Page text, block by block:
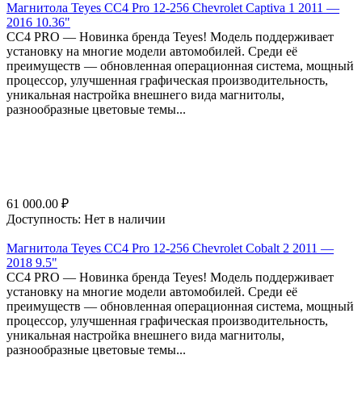
Магнитола Teyes CC4 Pro 12-256 Chevrolet Captiva 1 2011 —
2016 10.36"
СС4 PRO — Новинка бренда Teyes! Модель поддерживает
установку на многие модели автомобилей. Среди её
преимуществ — обновленная операционная система, мощный
процессор, улучшенная графическая производительность,
уникальная настройка внешнего вида магнитолы,
разнообразные цветовые темы...
61 000.00 ₽
Доступность: Нет в наличии
Магнитола Teyes CC4 Pro 12-256 Chevrolet Cobalt 2 2011 —
2018 9.5"
СС4 PRO — Новинка бренда Teyes! Модель поддерживает
установку на многие модели автомобилей. Среди её
преимуществ — обновленная операционная система, мощный
процессор, улучшенная графическая производительность,
уникальная настройка внешнего вида магнитолы,
разнообразные цветовые темы...